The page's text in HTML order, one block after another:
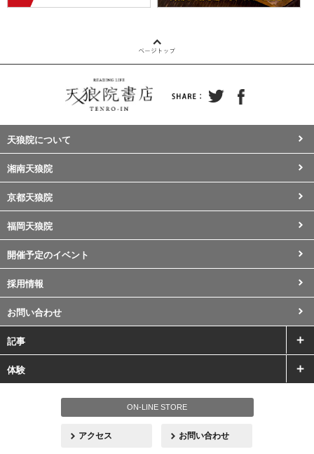
天狼院について
湘南天狼院
京都天狼院
福岡天狼院
開催予定のイベント
採用情報
お問い合わせ
記事
体験
ON-LINE STORE
アクセス お問い合わせ